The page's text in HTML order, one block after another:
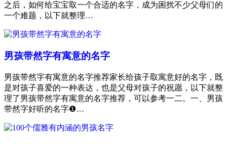
之后，如何给宝宝取一个合适的名字，成为困扰不少父母们的
一个难题，以下就整理…
男孩带然字有寓意的名字
男孩带然字有寓意的名字推荐家长给孩子取寓意好的名字，既
是对孩子喜爱的一种表达，也是父母对孩子的祝愿，以下就整
理了男孩带然字有寓意的名字推荐，可以参考一二。一、男孩
带然字好听的名字❶…